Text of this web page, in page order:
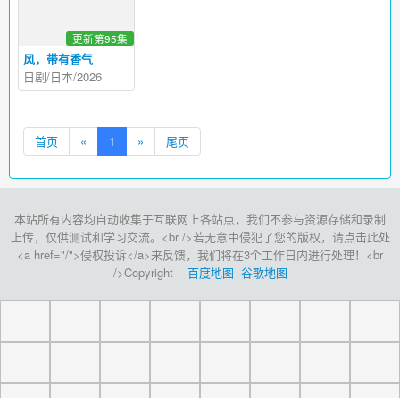
风，带有香气
更新第95集
日剧/日本/2026
首页 « 1 » 尾页
本站所有内容均自动收集于互联网上各站点，我们不参与资源存储和录制
上传，仅供测试和学习交流。<br />若无意中侵犯了您的版权，请点击此处
<a href="/">侵权投诉</a>来反馈，我们将在3个工作日内进行处理！<br
/>Copyright 百度地图 谷歌地图